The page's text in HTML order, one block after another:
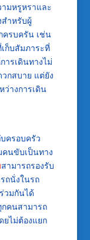
มหรูหราและ
ำหรับผู้
ครบครัน เช่น
ก็บสัมภาระที่
ารเดินทางไม่
วกสบาย แต่ยัง
ว่างการเดิน
ครอบครัว
คนขับเป็นทาง
สามารถรองรับ
ถนั่งในรถ
วมกันได้
คนสามารถ
ยไม่ต้องแยก